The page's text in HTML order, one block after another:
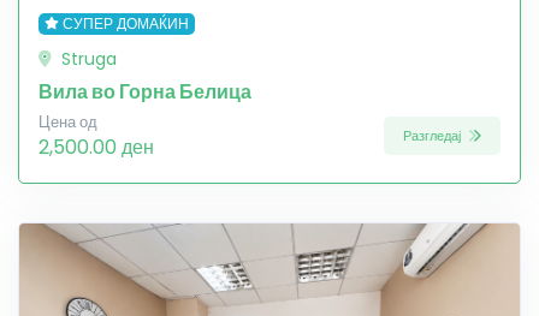
СУПЕР ДОМАЌИН
Struga
Вила во Горна Белица
Цена од
2,500.00 ден Разгледај